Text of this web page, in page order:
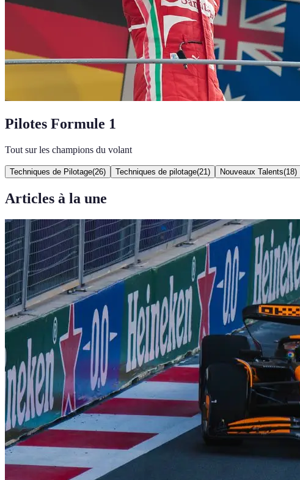
Pilotes Formule 1
Tout sur les champions du volant
Techniques de Pilotage(26) Techniques de pilotage(21 ) Nouveaux Talents(18)
Articles à la une